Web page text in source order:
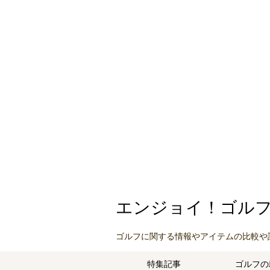
エンジョイ！ゴル
ゴルフに関する情報やアイテムの比較
特集記事 ゴルフ